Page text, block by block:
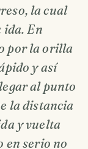
la cual
ida. En
por la orilla
y así
al punto
la distancia
y vuelta
en serio no